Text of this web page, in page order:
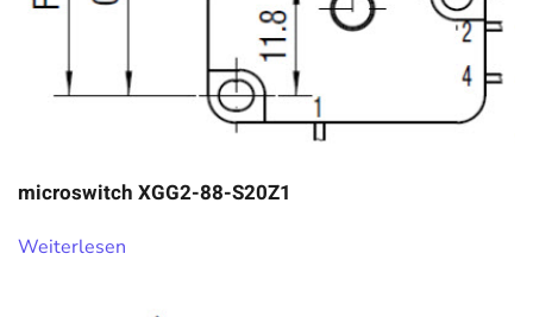
microswitch XGG2-88-S20Z1
Weiterlesen